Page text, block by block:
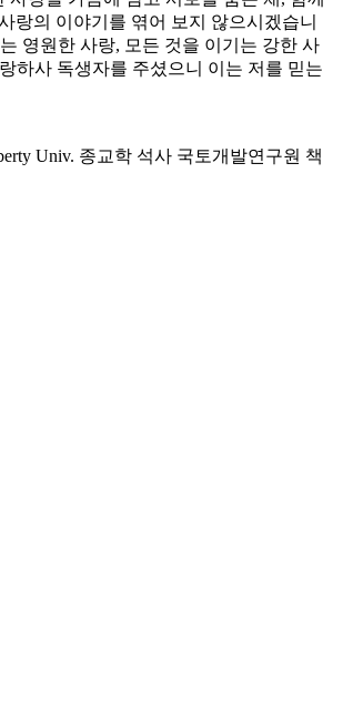
랑의 이야기를 엮어 보지 않으시겠습니
영원한 사랑, 모든 것을 이기는 강한 사
하사 독생자를 주셨으니 이는 저를 믿는
Univ. 종교학 석사 국토개발연구원 책